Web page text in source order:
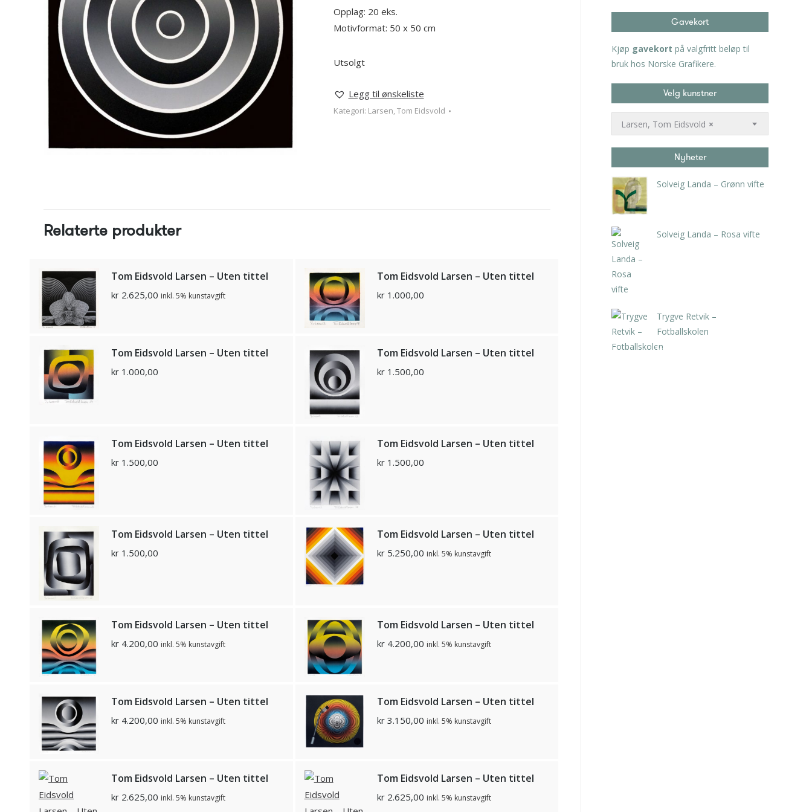
Opplag: 20 eks.
Motivformat: 50 x 50 cm
Utsolgt
Legg til ønskeliste
Kategori: Larsen, Tom Eidsvold
Relaterte produkter
Tom Eidsvold Larsen – Uten tittel
kr 2.625,00 inkl. 5% kunstavgift
Tom Eidsvold Larsen – Uten tittel
kr1.000,00
Tom Eidsvold Larsen – Uten tittel
kr 1.000,00
Tom Eidsvold Larsen – Uten tittel
kr1.500,00
Tom Eidsvold Larsen – Uten tittel
kr 1.500,00
Tom Eidsvold Larsen – Uten tittel
kr1.500,00
Tom Eidsvold Larsen – Uten tittel
kr 1.500,00
Tom Eidsvold Larsen – Uten tittel
kr5.250,00 inkl. 5% kunstavgift
Tom Eidsvold Larsen – Uten tittel
kr 4.200,00 inkl. 5% kunstavgift
Tom Eidsvold Larsen – Uten tittel
kr4.200,00 inkl. 5% kunstavgift
Tom Eidsvold Larsen – Uten tittel
kr 4.200,00 inkl. 5% kunstavgift
Tom Eidsvold Larsen – Uten tittel
kr3.150,00 inkl. 5% kunstavgift
Tom Eidsvold Larsen – Uten tittel
kr 2.625,00 inkl. 5% kunstavgift
Tom Eidsvold Larsen – Uten tittel
kr2.625,00 inkl. 5% kunstavgift
Gavekort
Kjøp gavekort på valgfritt beløp til
bruk hos Norske Grafikere.
Velg kunstner
×
Larsen, Tom Eidsvold
Nyheter
Solveig Landa – Grønn vifte
Solveig Landa – Rosa vifte
Trygve Retvik –
Fotballskolen
kr